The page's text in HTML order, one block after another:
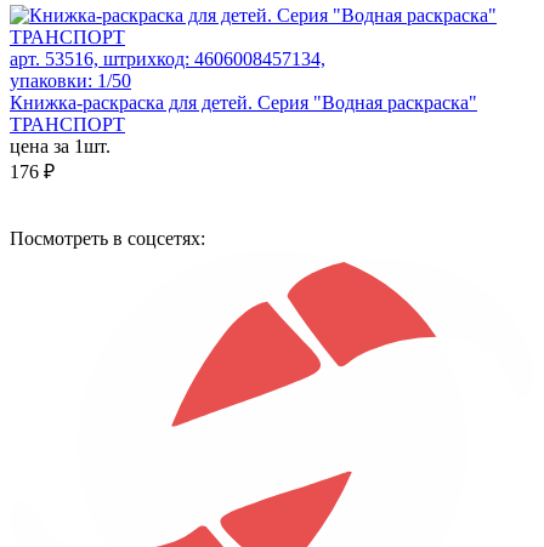
арт. 53516, штрихкод: 4606008457134,
упаковки: 1/50
Книжка-раскраска для детей. Серия "Водная раскраска"
ТРАНСПОРТ
цена за 1шт.
176 ₽
Посмотреть в соцсетях: